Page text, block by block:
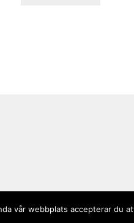
vår webbplats accepterar du